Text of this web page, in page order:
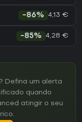
-86% 4,13 €
-85% 4,28 €
Defina um alerta
quando
atingir o seu